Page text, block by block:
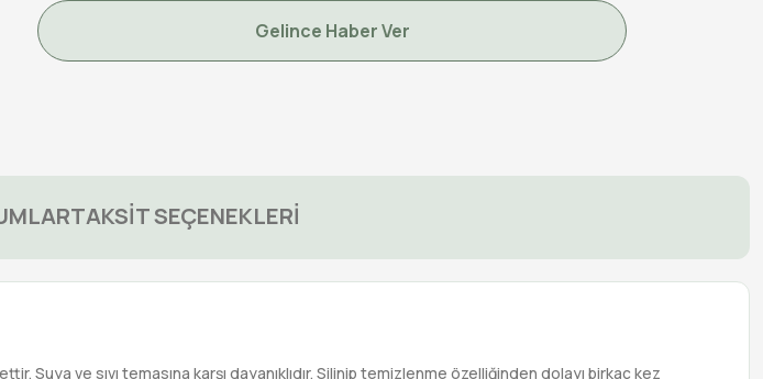
Gelince Haber Ver
TAKSİT SEÇENEKLERİ
ve sıvı temasına karşı dayanıklıdır. Silinip temizlenme özelliğinden dolayı birkaç kez